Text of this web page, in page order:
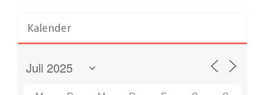
Kalender